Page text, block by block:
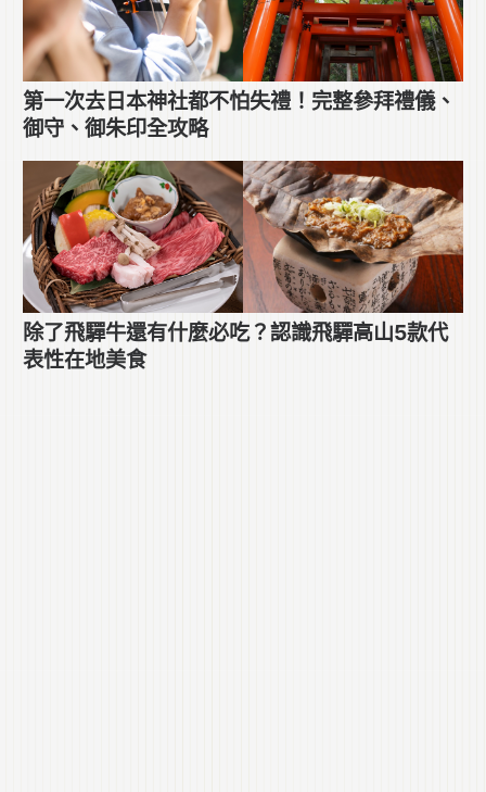
第一次去日本神社都不怕失禮！完整參拜禮儀、
御守、御朱印全攻略
除了飛驒牛還有什麼必吃？認識飛驒高山5款代
表性在地美食